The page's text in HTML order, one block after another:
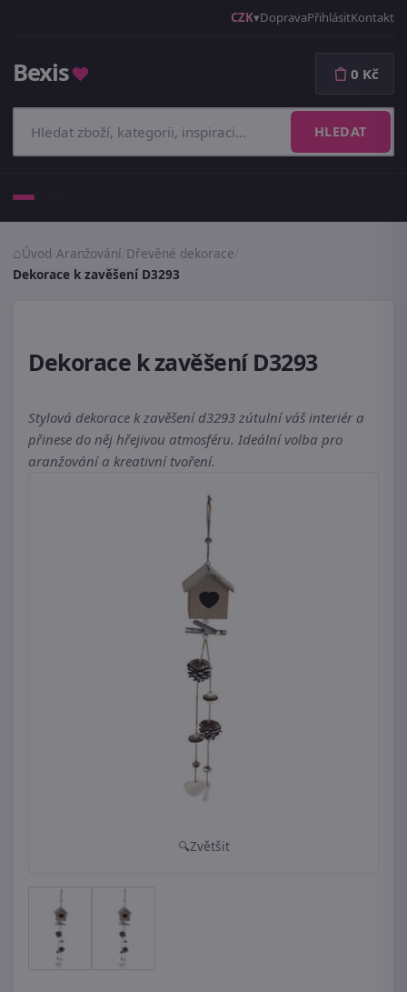
CZK DopravaPřihlásitKontakt
Bexis♥
HLEDAT
0 Kč
Úvod Aranžování Dřevěné dekorace
Dekorace k zavěšení D3293
Dekorace k zavěšení D3293
Stylová dekorace k zavěšení d3293 zútulní váš interiér a
přinese do něj hřejivou atmosféru. Ideální volba pro
aranžování a kreativní tvoření.
Zvětšit